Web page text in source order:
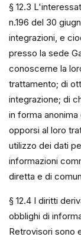
§ 12.3
n.196 del 30
integrazioni, e
presso la sede
conoscerne la
trattamento; di
integrazione; di
in forma
opporsi al loro
utilizzo dei dati
informazioni
diretta e di
§ 12.4 I diritti
obblighi di
Retrovisori sono